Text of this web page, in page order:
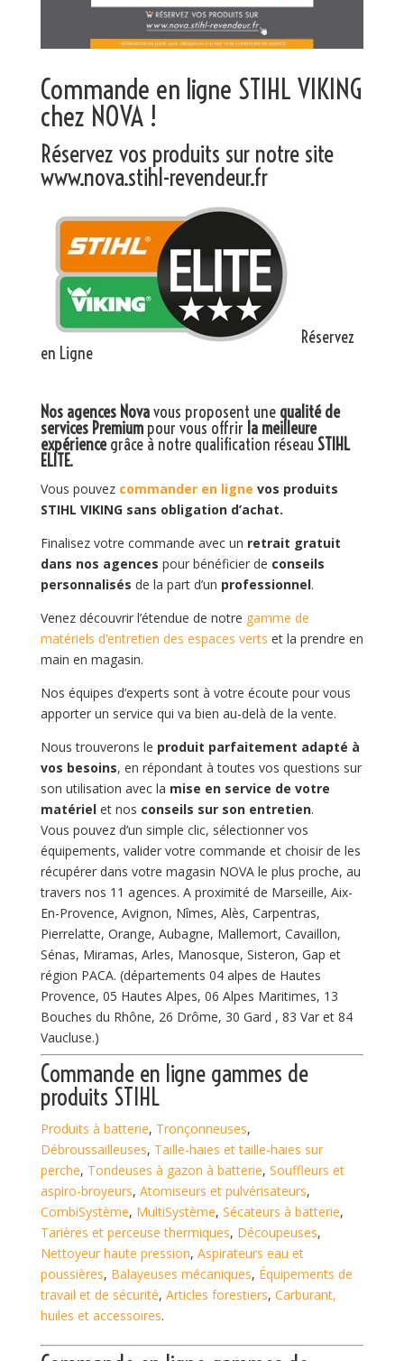
Commande en ligne STIHL VIKING
chez NOVA !
Réservez vos produits sur notre site
www.nova.stihl-revendeur.fr
Réservez
en Ligne
Nos agences Novavous proposent une qualité de
services Premiumpour vous offrir la meilleure
expériencegrâce à notre qualification réseau STIHL
ELITE.
Vous pouvez commander en ligne vos produits
STIHL VIKING sans obligation d’achat.
Finalisez votre commande avec un retrait gratuit
dans nos agences pour bénéficier de conseils
personnalisés de la part d’un professionnel.
Venez découvrir l’étendue de notre gamme de
matériels d’entretien des espaces verts et la prendre en
main en magasin.
Nos équipes d’experts sont à votre écoute pour vous
apporter un service qui va bien au-delà de la vente.
Nous trouverons le produit parfaitement adapté à
vos besoins, en répondant à toutes vos questions sur
son utilisation avec la mise en service de votre
matérielet nos conseils sur son entretien.
Vous pouvez d’un simple clic, sélectionner vos
équipements, valider votre commande et choisir de les
récupérer dans votre magasin NOVA le plus proche, au
travers nos 11 agences. A proximité de Marseille, Aix-
En-Provence, Avignon, Nîmes, Alès, Carpentras,
Pierrelatte, Orange, Aubagne, Mallemort, Cavaillon,
Sénas, Miramas, Arles, Manosque, Sisteron, Gap et
région PACA. (départements 04 alpes de Hautes
Provence, 05 Hautes Alpes, 06 Alpes Maritimes, 13
Bouches du Rhône, 26 Drôme, 30 Gard , 83 Var et 84
Vaucluse.)
Commande en ligne gammes de
produits STIHL
Produits à batterie, Tronçonneuses,
Débroussailleuses, Taille-haies et taille-haies sur
perche, Tondeuses à gazon à batterie, Souffleurs et
aspiro-broyeurs, Atomiseurs et pulvérisateurs,
CombiSystème, MultiSystème, Sécateurs à batterie,
Tarières et perceuse thermiques, Découpeuses,
Nettoyeur haute pression, Aspirateurs eau et
poussières, Balayeuses mécaniques, Équipements de
travail et de sécurité, Articles forestiers, Carburant,
huiles et accessoires.